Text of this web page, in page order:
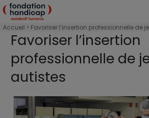
Aller au contenu principal
Fondation Handicap
Accueil Favoriser l’insertion professionnelle de
Favoriser l’insertion
professionnelle de
autistes